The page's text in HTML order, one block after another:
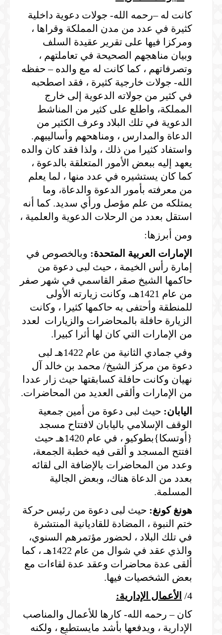
كانت له –رحمه الله- جولات دعوية داخلية
كثيرة في عدد من مدن المملكة وقراها ،
ومركزا فيها على تقرير عقيدة السلف
وبيان مناهجهم الصحيحة في تعاملتهم ،
وتصرفاتهم ، كما كانت له مع والده – حفظه
الله- جولات خارجية كثيرة ، فقد اصطحبه
في كثير من جولاته الدعوية إلى خارج
المملكة، واطلع على كثير من المناشط
الدعوية في تلك البلاد وعرف الكثير من
الدعاة والمدارس ، ومناهحهم وأساليبهم.
واستفاد كثيرا من ذلك ، ولذا فقد كان والده
يعهد إليه ببعض الأمور المتعلقة بالدعوة ،
كما كان يستشيره في عدد منها ، لما يعلم
من معرفته بأمور الدعوة والدعاة، وما
يمتلكه من علم مؤصل ورأي سديد. كما أنه
استقل بعدد من الرحلات الدعوية والعلمية ،
ومن أبرزها:
الإمارات العربية المتحدة: وبالخصوص في
إمارة رأس الخيمة ، حيث لبى دعوة من
حاكمها الشيخ صقر القاسمي في شهر صفر
من عام 1421هـ، وكانت زيارته الأولى
للمنطقة وأحتفى به حاكمها كثيرا ، وكانت
الزيارة حافلة بالمحاضرات والزيارات لعدد
من الإمارات التي كان لها أثرا كبيرا.
وفي جمادي الثانية من عام 1422هـ لبى
دعوة من مركز الشيخ/ محمد بن خالد آل
نهيان وكانت حافلة كسابقتها حيث زار عددا
من الإمارات وألقى العديد من المحاضرات.
اليابان: حيث لبى دعوة من أمين جمعية
الوقف الإسلامي باليابان لافتتاح مسجد
{أوتسكا}بطوكيو ، في عام 1420هـ حيث
افتتح المسجد و ألقى فيه خطبة الجمعة،
وعدد من المحاضرات بالإضافة الى لقائه
بعدد من الدعاة هناك، وبعض الجالية
المسلمة.
هونغ كونغ: حيث لبى دعوة من رئيس حركة
ختم النبوة ، المضادة للقاديانية المنتشرة
في تلك البلاد ، لحضور مؤتمرهم السنوي،
والذي عقد في شوال من عام 1422هـ ، كما
ألقى عدة محاضرات وعقد عدة لقاءات مع
بعض الشخصيات فيها.
4/
الأعمال الإدارية:
كان – رحمه الله- كارها للأعمال والمناصب
الإدارية ، ويدفعها بأشد مايستطيع ، ولكنه